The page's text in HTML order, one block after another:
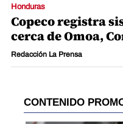
Honduras
Copeco registra
cerca de Omoa,
Redacción La Prensa